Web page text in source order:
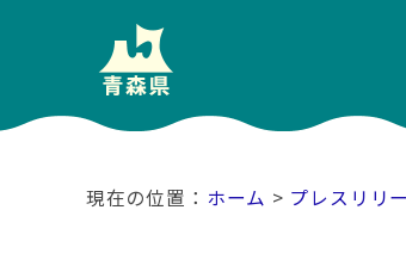
ホーム > プレスリリ